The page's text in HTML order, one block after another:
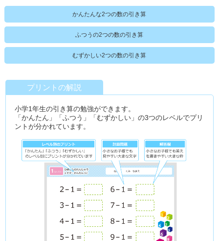
かんたんな2つの数の引き算
ふつうの2つの数の引き算
むずかしい2つの数の引き算
プリントの解説
小学1年生の引き算の勉強ができます。
「かんたん」「ふつう」「むずかしい」の3つのレベルでプリ
ントが分かれています。